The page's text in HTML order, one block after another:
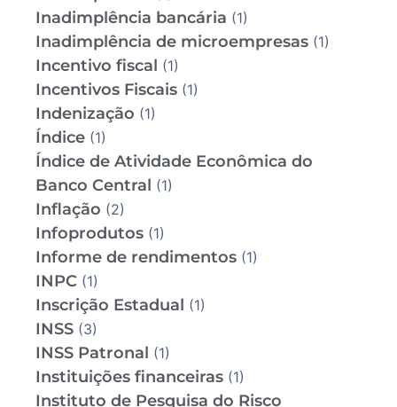
Inadimplência bancária (1)
Inadimplência de microempresas (1)
Incentivo fiscal (1)
Incentivos Fiscais (1)
Indenização (1)
Índice (1)
Índice de Atividade Econômica do
Banco Central (1)
Inflação (2)
Infoprodutos (1)
Informe de rendimentos (1)
INPC (1)
Inscrição Estadual (1)
INSS (3)
INSS Patronal (1)
Instituições financeiras (1)
Instituto de Pesquisa do Risco